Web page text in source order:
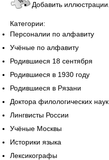
Добавить иллюстрации.
Категории:
Персоналии по алфавиту
Учёные по алфавиту
Родившиеся 18 сентября
Родившиеся в 1930 году
Родившиеся в Рязани
Доктора филологических наук
Лингвисты России
Учёные Москвы
Историки языка
Лексикографы